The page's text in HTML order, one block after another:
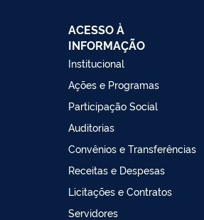
ACESSO À
INFORMAÇÃO
Institucional
Ações e Programas
Participação Social
Auditorias
Convênios e Transferências
Receitas e Despesas
Licitações e Contratos
Servidores